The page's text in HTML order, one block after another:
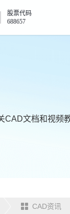
股票代码
688657
CAD文档和视频
CAD资讯